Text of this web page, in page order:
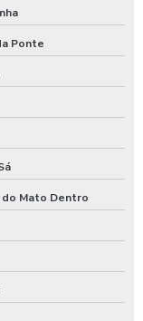
Ponte
do Mato Dentro